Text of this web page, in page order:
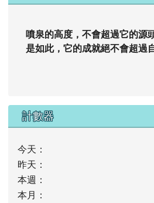
噴泉的高度，不會超過它的源
是如此，它的成就絕不會超過
計數器
今天：
昨天：
本週：
本月：